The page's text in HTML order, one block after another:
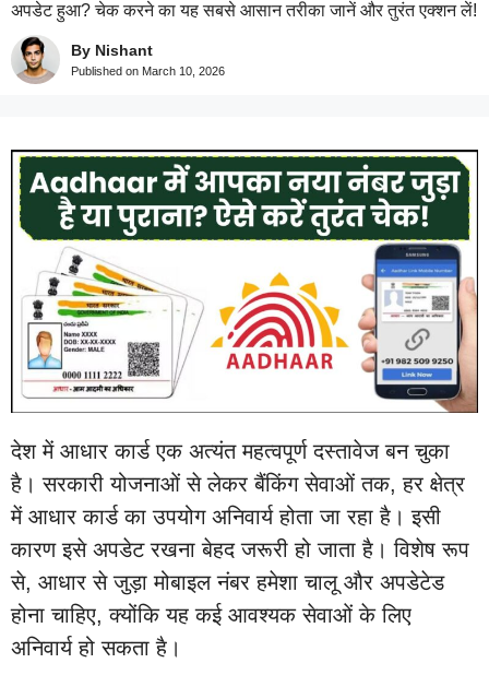
अपडेट हुआ? चेक करने का यह सबसे आसान तरीका जानें और तुरंत एक्शन लें!
By Nishant
Published on March 10, 2026
देश में आधार कार्ड एक अत्यंत महत्वपूर्ण दस्तावेज बन चुका
है। सरकारी योजनाओं से लेकर बैंकिंग सेवाओं तक, हर क्षेत्र
में आधार कार्ड का उपयोग अनिवार्य होता जा रहा है। इसी
कारण इसे अपडेट रखना बेहद जरूरी हो जाता है। विशेष रूप
से, आधार से जुड़ा मोबाइल नंबर हमेशा चालू और अपडेटेड
होना चाहिए, क्योंकि यह कई आवश्यक सेवाओं के लिए
अनिवार्य हो सकता है।